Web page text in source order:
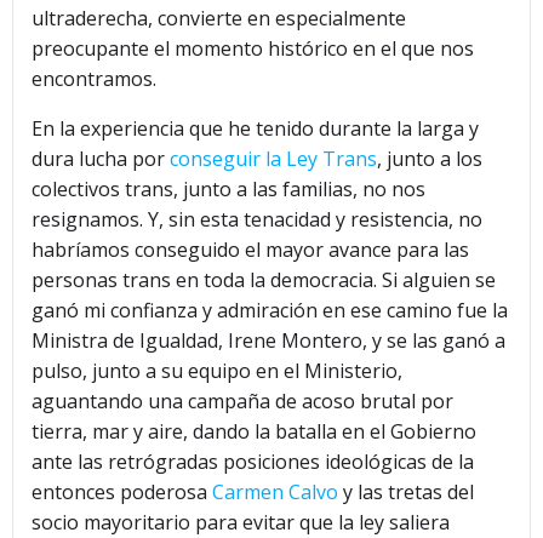
ultraderecha, convierte en especialmente
preocupante el momento histórico en el que nos
encontramos.
En la experiencia que he tenido durante la larga y
dura lucha porconseguir la Ley Trans, junto a los
colectivos trans, junto a las familias, no nos
resignamos. Y, sin esta tenacidad y resistencia, no
habríamos conseguido el mayor avance para las
personas trans en toda la democracia. Si alguien se
ganó mi confianza y admiración en ese camino fue la
Ministra de Igualdad, Irene Montero, y se las ganó a
pulso, junto a su equipo en el Ministerio,
aguantando una campaña de acoso brutal por
tierra, mar y aire, dando la batalla en el Gobierno
ante las retrógradas posiciones ideológicas de la
entonces poderosa Carmen Calvo y las tretas del
socio mayoritario para evitar que la ley saliera